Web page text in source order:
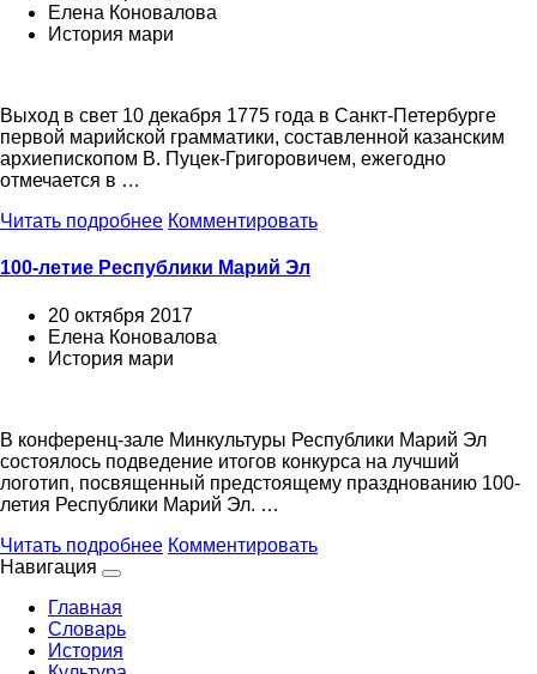
Елена Коновалова
История мари
Выход в свет 10 декабря 1775 года в Санкт-Петербурге
первой марийской грамматики, составленной казанским
архиепископом В. Пуцек-Григоровичем, ежегодно
отмечается в …
Читать подробнее Комментировать
100-летие Республики Марий Эл
20 октября 2017
Елена Коновалова
История мари
В конференц-зале Минкультуры Республики Марий Эл
состоялось подведение итогов конкурса на лучший
логотип, посвященный предстоящему празднованию 100-
летия Республики Марий Эл. …
Читать подробнее Комментировать
Навигация
Главная
Словарь
История